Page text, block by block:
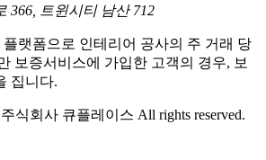
366, 트윈시티 남산 712
랫폼으로 인테리어 공사의 주 거래 당
보증서비스에 가입한 고객의 경우, 보
집니다.
식회사 큐플레이스 All rights reserved.